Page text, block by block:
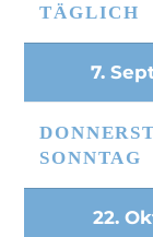
TÄGLICH
7.
SONNTAG
22.